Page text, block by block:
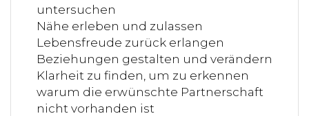
untersuchen
Nähe erleben und zulassen
Lebensfreude zurück erlangen
Beziehungen gestalten und verändern
Klarheit zu finden, um zu erkennen
warum die erwünschte Partnerschaft
nicht vorhanden ist